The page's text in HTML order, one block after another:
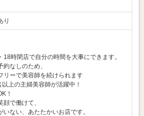
り
18時閉店で自分の時間を大事にできます。
約なしのため、
リーで美容師を続けられます
上の主婦美容師が活躍中！
！
顔で働けて、
いない、あたたかいお店です。